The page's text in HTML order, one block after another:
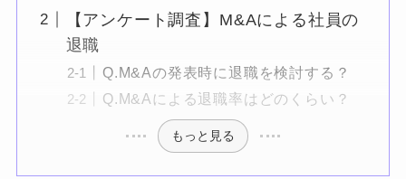
【アンケート調査】M&Aによる社員の
退職
Q.M&Aの発表時に退職を検討する？
Q.M&Aによる退職率はどのくらい？
もっと見る